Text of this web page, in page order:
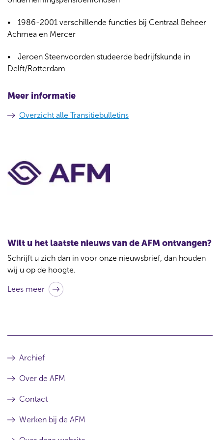
1986-2001 verschillende functies bij Centraal Beheer
Achmea en Mercer
Jeroen Steenvoorden studeerde bedrijfskunde in
Delft/Rotterdam
Meer informatie
Overzicht alle Transitiebulletins
n
t
i
d
a
r
k
Wilt u het laatste nieuws van de AFM ontvangen?
Schrijft u zich dan in voor onze nieuwsbrief, dan houden
wij u op de hoogte.
Lees meer
Archief
Over de AFM
Contact
Werken bij de AFM